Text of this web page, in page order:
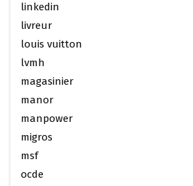
linkedin
livreur
louis vuitton
lvmh
magasinier
manor
manpower
migros
msf
ocde